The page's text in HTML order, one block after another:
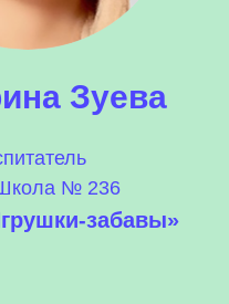
Зуева
№ 236
забавы»